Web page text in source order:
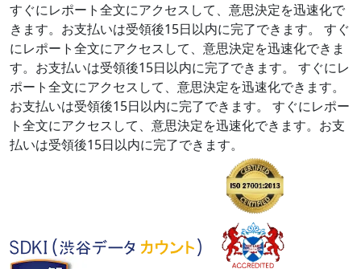
すぐにレポート全文にアクセスして、意思決定を迅速化で
きます。お支払いは受領後15日以内に完了できます。
すぐ
にレポート全文にアクセスして、意思決定を迅速化できま
す。お支払いは受領後15日以内に完了できます。
すぐにレ
ポート全文にアクセスして、意思決定を迅速化できます。
お支払いは受領後15日以内に完了できます。
すぐにレポー
ト全文にアクセスして、意思決定を迅速化できます。お支
払いは受領後15日以内に完了できます。